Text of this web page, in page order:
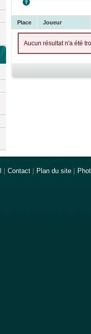
Place Joueur
Aucun résultat n'a été
Contact Plan du site